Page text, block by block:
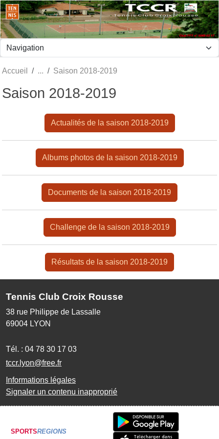
Accueil Saison 2018-2019
Saison 2018-2019
Actualités de la saison 2018-2019
Albums photos de la saison 2018-2019
Documents de la saison 2018-2019
Challenge de la saison 2018-2019
Résultats de la saison 2018-2019
Tennis Club Croix Rousse
38 rue Philippe de Lassalle
69004 LYON
Tél. : 04 78 30 17 03
tccr.lyon@free.fr
Informations légales
Signaler un contenu inapproprié
SPORTSREGIONS
Panneau de gestion des cookies